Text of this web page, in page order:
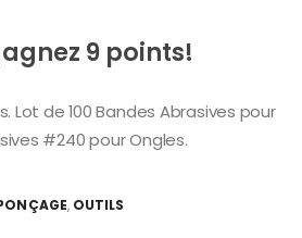
9 points!
Lot de 100 Bandes Abrasives pour
#240 pour Ongles.
, OUTILS